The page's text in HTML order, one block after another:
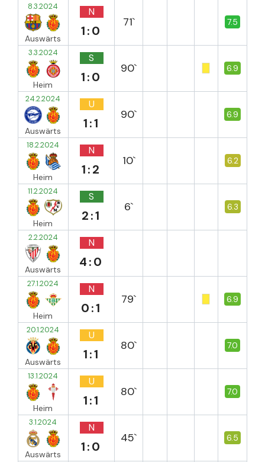
8.3.2024
Auswärts
N
1:0
71` 7.5
3.3.2024
Heim
S
1:0
90` 6.9
24.2.2024
Auswärts
U
1:1
90` 6.9
18.2.2024
Heim
N
1:2
10` 6.2
11.2.2024
Heim
S
2:1
6` 6.3
2.2.2024
Auswärts
N
4:0
27.1.2024
Heim
N
0:1
79` 6.9
20.1.2024
Auswärts
U
1:1
80` 7.0
13.1.2024
Heim
U
1:1
80` 7.0
3.1.2024
Auswärts
N
1:0
45` 6.5